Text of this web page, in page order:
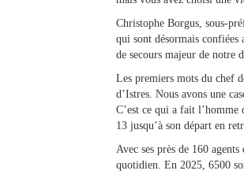
Christophe Borgus, sous-
qui sont désormais
de secours majeur de notre
Les premiers mots du chef
d’Istres. Nous avons une
C’est ce qui a fait
13 jusqu’à son départ en
Avec ses près de 160
quotidien. En 2025, 6500